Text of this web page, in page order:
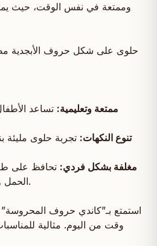
وممتعة في نفس الوقت، حيث
حلوى على شكل حروف الأبجدية
ممتعة وتعليمية: تساعد
تنوع النكهات: تجربة حلوى مليئة
مغلفة بشكل فردي: تحافظ على
الحمل والاستمتاع بها في أي وقت.
استمتع بـ”كاندي حروف
وقت من اليوم. مثالية